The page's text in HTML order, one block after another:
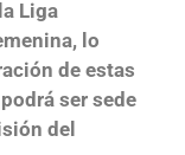
Liga
lo
de estas
ser sede
del